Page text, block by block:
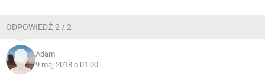
ODPOWIEDŹ 2 / 2
Adam
9 maj 2018 o 01:00